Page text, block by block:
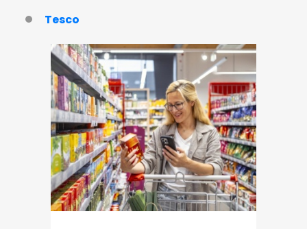
Tesco